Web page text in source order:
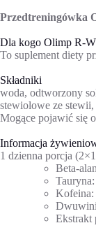
Przedtreningówka
Dla kogo Olimp R-
To suplement diety
Składniki
woda, odtworzony
stewiolowe ze
Mogące pojawić się
Informacja
1 dzienna porcja
Beta-
Kofeina:
Ekstrakt